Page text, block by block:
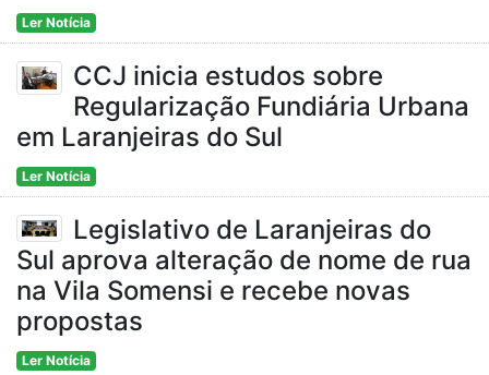
Ler Notícia
CCJ inicia estudos sobre
Regularização Fundiária Urbana
em Laranjeiras do Sul
Ler Notícia
Legislativo de Laranjeiras do
Sul aprova alteração de nome de rua
na Vila Somensi e recebe novas
propostas
Ler Notícia